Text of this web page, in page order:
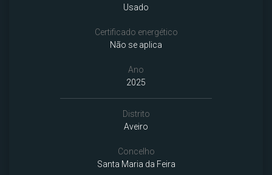
Usado
Certificado energético
Não se aplica
Ano
2025
Distrito
Aveiro
Concelho
Santa Maria da Feira